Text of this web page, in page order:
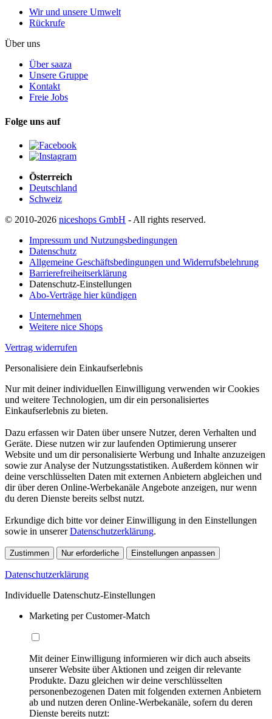
Wir und unsere Umwelt
Rückrufe
Über uns
Über saaza
Unsere Gruppe
Kontakt
Freie Jobs
Folge uns auf
Österreich
Deutschland
Schweiz
© 2010-2026 niceshops GmbH - All rights reserved.
Impressum und Nutzungsbedingungen
Datenschutz
Allgemeine Geschäftsbedingungen und Widerrufsbelehrung
Barrierefreiheitserklärung
Datenschutz-Einstellungen
Abo-Verträge hier kündigen
Unternehmen
Weitere nice Shops
Vertrag widerrufen
Personalisiere dein Einkaufserlebnis
Nur mit deiner individuellen Einwilligung verwenden wir Cookies
und weitere Technologien, um dir ein personalisiertes
Einkaufserlebnis zu bieten.
Dazu erfassen wir Daten über unsere Nutzer, deren Verhalten und
Geräte. Diese nutzen wir zur laufenden Optimierung unserer
Website und um dir personalisierte Werbung und Inhalte anzuzeigen
sowie zur Analyse der Nutzungsstatistiken. Außerdem können wir
deine verschlüsselten Daten mit externen Anbietern abgleichen und
dir über deren Online-Werbekanäle Angebote anzeigen, nur wenn
du deren Dienste bereits selbst nutzt.
Erkundige dich bitte vor deiner Einwilligung in den Einstellungen
sowie in unsererDatenschutzerklärung.
Zustimmen Nur erforderliche Einstellungen anpassen
Datenschutzerklärung
Individuelle Datenschutz-Einstellungen
Marketing per Customer-Match
Mit deiner Einwilligung informieren wir dich auch abseits
unserer Website über Aktionen und zeigen dir relevante
Produkte. Dazu gleichen wir deine verschlüsselten
personenbezogenen Daten mit folgenden externen Anbietern
ab und nutzen deren Online-Werbekanäle, sofern du deren
Dienste bereits nutzt: